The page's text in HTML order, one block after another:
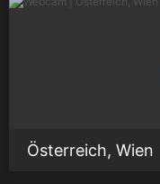
Österreich, Wien